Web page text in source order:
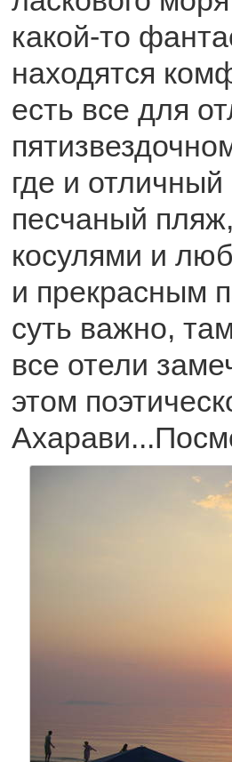
какой-то
находятся
есть все для
где и
песчаный
косулями и
и прекрасным
суть важно,
все отели
этом